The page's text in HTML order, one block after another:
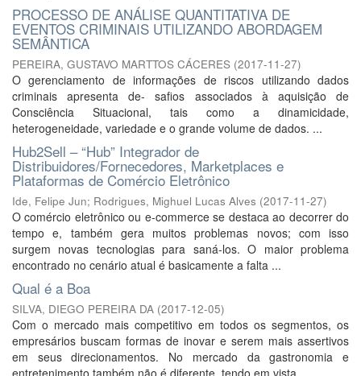
PROCESSO DE ANÁLISE QUANTITATIVA DE
EVENTOS CRIMINAIS UTILIZANDO ABORDAGEM
SEMÂNTICA
PEREIRA, GUSTAVO MARTTOS CÁCERES (2017-11-27)
O gerenciamento de informações de riscos utilizando dados
criminais apresenta de- safios associados à aquisição de
Consciência Situacional, tais como a dinamicidade,
heterogeneidade, variedade e o grande volume de dados. ...
Hub2Sell – “Hub” Integrador de
Distribuidores/Fornecedores, Marketplaces e
Plataformas de Comércio Eletrônico
Ide, Felipe Jun; Rodrigues, Mighuel Lucas Alves (2017-11-27)
O comércio eletrônico ou e-commerce se destaca ao decorrer do
tempo e, também gera muitos problemas novos; com isso
surgem novas tecnologias para saná-los. O maior problema
encontrado no cenário atual é basicamente a falta ...
Qual é a Boa
SILVA, DIEGO PEREIRA DA (2017-12-05)
Com o mercado mais competitivo em todos os segmentos, os
empresários buscam formas de inovar e serem mais assertivos
em seus direcionamentos. No mercado da gastronomia e
entretenimento também não é diferente, tendo em vista ...